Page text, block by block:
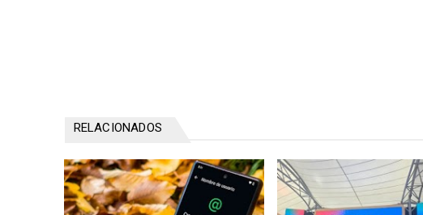
RELACIONADOS